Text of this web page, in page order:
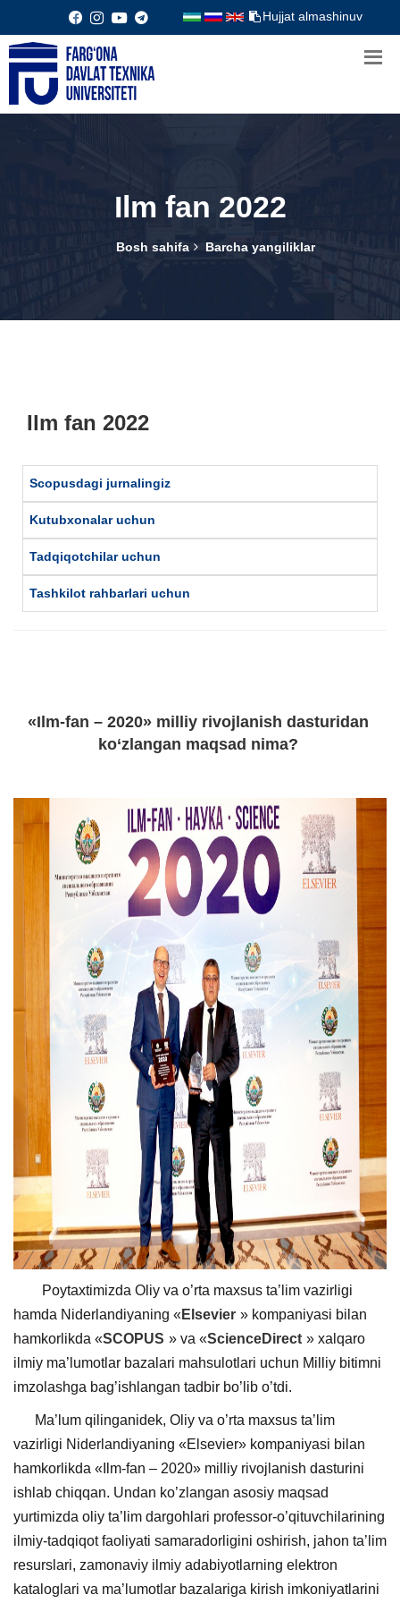
Hujjat almashinuv
Ilm fan 2022
Bosh sahifa Barcha yangiliklar
Ilm fan 2022
Scopusdagi jurnalingiz
Kutubxonalar uchun
Tadqiqotchilar uchun
Tashkilot rahbarlari uchun
«Ilm-fan – 2020» milliy rivojlanish dasturidan
kо‘zlangan maqsad nima?
Poytaxtimizda Oliy va о’rta maxsus ta’lim vazirligi
hamda Niderlandiyaning « Elsevier » kompaniyasi bilan
hamkorlikda «SCOPUS » va «ScienceDirect » xalqaro
ilmiy ma’lumotlar bazalari mahsulotlari uchun Milliy bitimni
imzolashga bag’ishlangan tadbir bо’lib о’tdi.
Ma’lum qilinganidek, Oliy va о’rta maxsus ta’lim
vazirligi Niderlandiyaning «Elsevier» kompaniyasi bilan
hamkorlikda «Ilm-fan – 2020» milliy rivojlanish dasturini
ishlab chiqqan. Undan kо’zlangan asosiy maqsad
yurtimizda oliy ta’lim dargohlari professor-о’qituvchilarining
ilmiy-tadqiqot faoliyati samaradorligini oshirish, jahon ta’lim
resurslari, zamonaviy ilmiy adabiyotlarning elektron
kataloglari va ma’lumotlar bazalariga kirish imkoniyatlarini